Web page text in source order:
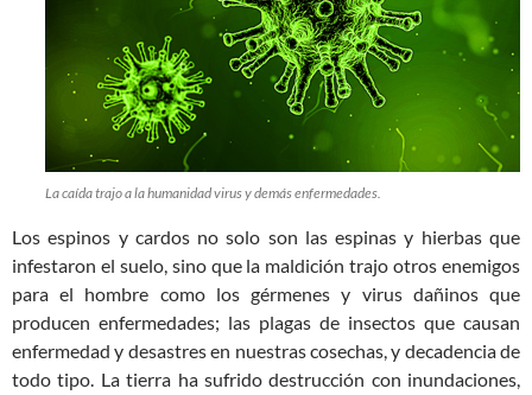
La caída trajo a la humanidad virus y demás enfermedades.
Los espinos y cardos no solo son las espinas y hierbas que
infestaron el suelo, sino que la maldición trajo otros enemigos
para el hombre como los gérmenes y virus dañinos que
producen enfermedades; las plagas de insectos que causan
enfermedad y desastres en nuestras cosechas, y decadencia de
todo tipo. La tierra ha sufrido destrucción con inundaciones,